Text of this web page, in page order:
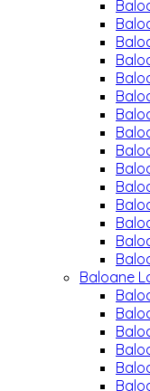
Baloane